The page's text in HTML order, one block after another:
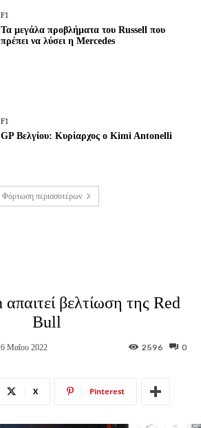
F1
Τα μεγάλα προβλήματα του Russell που
πρέπει να λύσει η Mercedes
F1
GP Βελγίου: Κυρίαρχος ο Kimi Antonelli
Φόρτωση περισσοτέρων